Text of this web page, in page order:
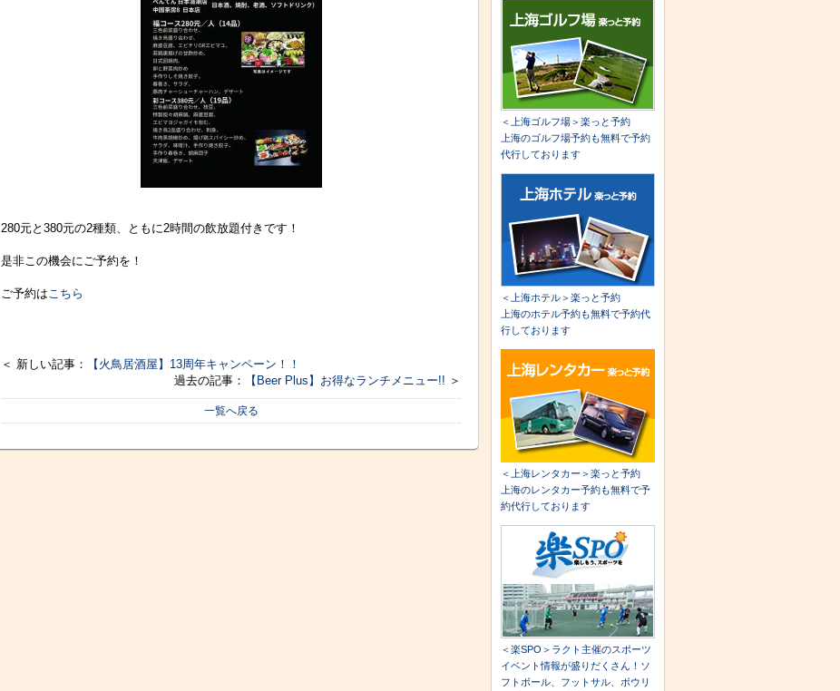
280元と380元の2種類、ともに2時間の飲放題付きです！
是非この機会にご予約を！
ご予約はこちら
＜ 新しい記事：
【火鳥居酒屋】13周年キャンペーン！！
過去の記事：
【Beer Plus】お得なランチメニュー!! ＞
一覧へ戻る
＜上海ゴルフ場＞楽っと予約
上海のゴルフ場予約も無料で予約
代行しております
＜上海ホテル＞楽っと予約
上海のホテル予約も無料で予約代
行しております
＜上海レンタカー＞楽っと予約
上海のレンタカー予約も無料で予
約代行しております
＜楽SPO＞ラクト主催のスポーツ
イベント情報が盛りだくさん！ソ
フトボール、フットサル、ボウリ